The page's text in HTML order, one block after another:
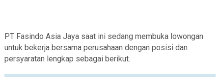
PT Fasindo Asia Jaya saat ini sedang membuka lowongan
untuk bekerja bersama perusahaan dengan posisi dan
persyaratan lengkap sebagai berikut.